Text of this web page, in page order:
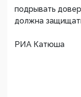
подрывать
должна
РИА Катюша